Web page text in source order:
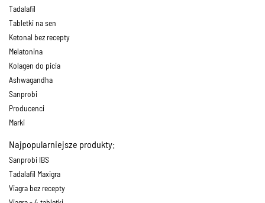
Tadalafil
Tabletki na sen
Ketonal bez recepty
Melatonina
Kolagen do picia
Ashwagandha
Sanprobi
Producenci
Marki
Najpopularniejsze produkty:
Sanprobi IBS
Tadalafil Maxigra
Viagra bez recepty